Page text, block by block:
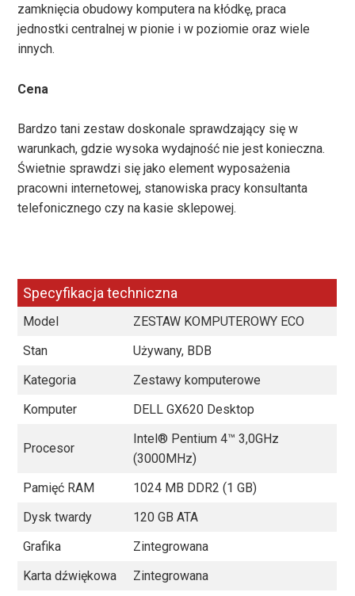
zamknięcia obudowy komputera na kłódkę, praca
jednostki centralnej w pionie i w poziomie oraz wiele
innych.
Cena
Bardzo tani zestaw doskonale sprawdzający się w
warunkach, gdzie wysoka wydajność nie jest konieczna.
Świetnie sprawdzi się jako element wyposażenia
pracowni internetowej, stanowiska pracy konsultanta
telefonicznego czy na kasie sklepowej.
Specyfikacja techniczna
Model
ZESTAW KOMPUTEROWY ECO
Stan
Używany, BDB
Kategoria
Zestawy komputerowe
Komputer
DELL GX620 Desktop
Procesor
Intel® Pentium 4™ 3,0GHz
(3000MHz)
Pamięć RAM
1024 MB DDR2 (1 GB)
Dysk twardy
120 GB ATA
Grafika
Zintegrowana
Karta dźwiękowa
Zintegrowana